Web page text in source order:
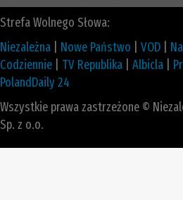
Strefa Wolnego Słowa:
Niezależna
Nowe Państwo VOD
Codziennie
TV Republika Albicla
PolandDaily 24
Wszystkie prawa zastrzeżone ©
Sp. z o.o.